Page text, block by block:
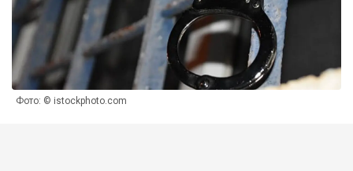
Фото: © istockphoto.com